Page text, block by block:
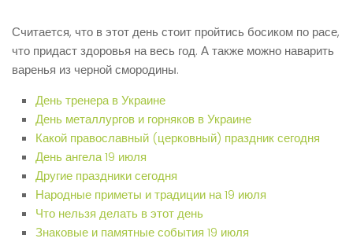
Считается, что в этот день стоит пройтись босиком по расе,
что придаст здоровья на весь год. А также можно наварить
варенья из черной смородины.
День тренера в Украине
День металлургов и горняков в Украине
Какой православный (церковный) праздник сегодня
День ангела 19 июля
Другие праздники сегодня
Народные приметы и традиции на 19 июля
Что нельзя делать в этот день
Знаковые и памятные события 19 июля